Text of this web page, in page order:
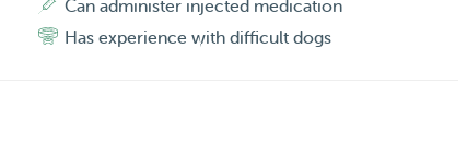
Heb veel ervaring met knaagdieren. Heb tot juni
) maar helaas moeten laten inslapen. Wij hebben zelf
Can administer injected medication
Has experience with difficult dogs